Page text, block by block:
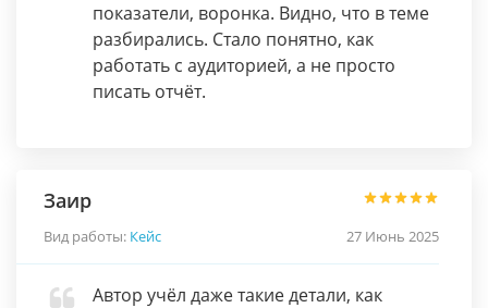
показатели, воронка. Видно, что в теме
разбирались. Стало понятно, как
работать с аудиторией, а не просто
писать отчёт.
Заир
Вид работы: Кейс 27 Июнь 2025
Автор учёл даже такие детали, как